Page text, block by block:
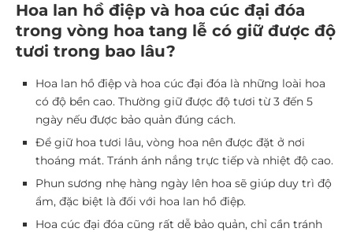
Hoa lan hồ điệp và hoa cúc đại đóa
trong vòng hoa tang lễ có giữ được độ
tươi trong bao lâu?
Hoa lan hồ điệp và hoa cúc đại đóa là những loài hoa
có độ bền cao. Thường giữ được độ tươi từ 3 đến 5
ngày nếu được bảo quản đúng cách.
Để giữ hoa tươi lâu, vòng hoa nên được đặt ở nơi
thoáng mát. Tránh ánh nắng trực tiếp và nhiệt độ cao.
Phun sương nhẹ hàng ngày lên hoa sẽ giúp duy trì độ
ẩm, đặc biệt là đối với hoa lan hồ điệp.
Hoa cúc đại đóa cũng rất dễ bảo quản, chỉ cần tránh